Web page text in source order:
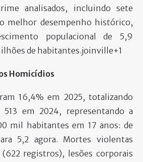
analisados, incluindo sete
melhor desempenho histórico,
populacional de 5,9
de habitantes.joinville+1​
Homicídios
16,4% em 2025, totalizando
em 2024, representando a
mil habitantes em 17 anos: de
5,2 agora. Mortes violentas
registros), lesões corporais